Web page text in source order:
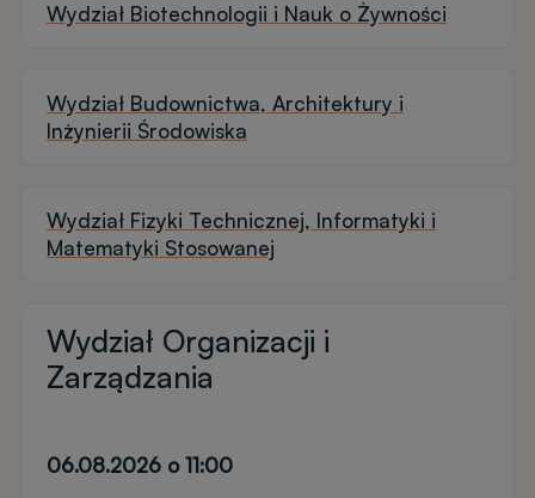
Wydział Biotechnologii i Nauk o Żywności
Wydział Budownictwa, Architektury i
Inżynierii Środowiska
Wydział Fizyki Technicznej, Informatyki i
Matematyki Stosowanej
Wydział Organizacji i
Zarządzania
06.08.2026 o 11:00